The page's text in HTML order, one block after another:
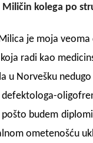
Miličin kolega po
je moja veoma
radi kao
u Norvešku
defektologa-
budem
ometenošću